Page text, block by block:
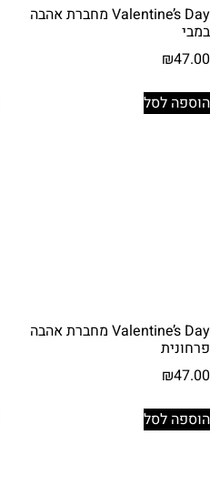
Valentine’s Day מחברת אהבה
במבי
₪47.00
הוספה לסל
Valentine’s Day מחברת אהבה
פרחונית
₪47.00
הוספה לסל